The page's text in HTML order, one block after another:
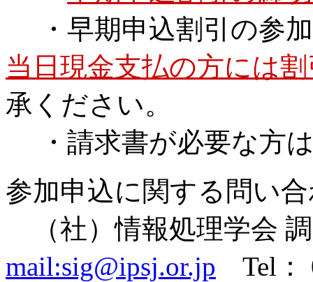
・早期申込割引の参
当日現金支払の方には
承ください。
・請求書が必要な方
参加申込に関する問い
（社）情報処理学会
mail:sig@ipsj.or.jp Tel：